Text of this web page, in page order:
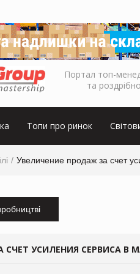
Портал топ-
та
Топи про ринок
Увеличение продаж за счет
СЧЕТ УСИЛЕНИЯ СЕРВИСА